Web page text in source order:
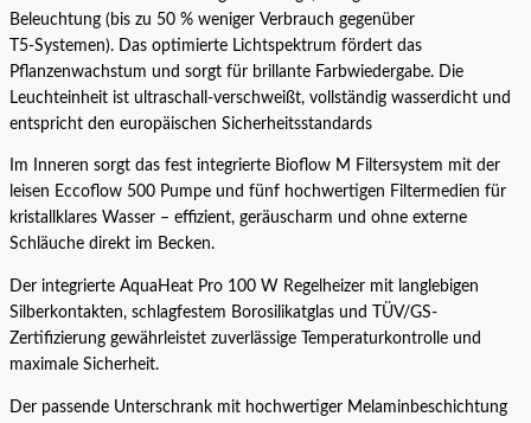
Beleuchtung (bis zu 50 % weniger Verbrauch gegenüber
T5‑Systemen). Das optimierte Lichtspektrum fördert das
Pflanzenwachstum und sorgt für brillante Farbwiedergabe. Die
Leuchteinheit ist ultraschall-verschweißt, vollständig wasserdicht und
entspricht den europäischen Sicherheitsstandards
Im Inneren sorgt das fest integrierte Bioflow M Filtersystem mit der
leisen Eccoflow 500 Pumpe und fünf hochwertigen Filtermedien für
kristallklares Wasser – effizient, geräuscharm und ohne externe
Schläuche direkt im Becken.
Der integrierte AquaHeat Pro 100 W Regelheizer mit langlebigen
Silberkontakten, schlagfestem Borosilikatglas und TÜV/GS-
Zertifizierung gewährleistet zuverlässige Temperaturkontrolle und
maximale Sicherheit.
Der passende Unterschrank mit hochwertiger Melaminbeschichtung